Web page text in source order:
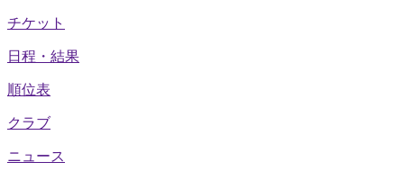
チケット
日程・結果
順位表
クラブ
ニュース